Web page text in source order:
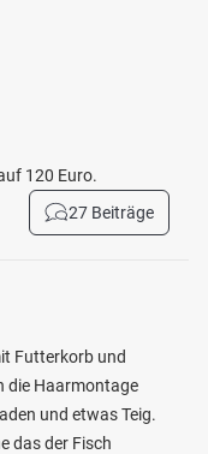
120 Euro.
27 Beiträge
Futterkorb und
die Haarmontage
und etwas Teig.
das der Fisch